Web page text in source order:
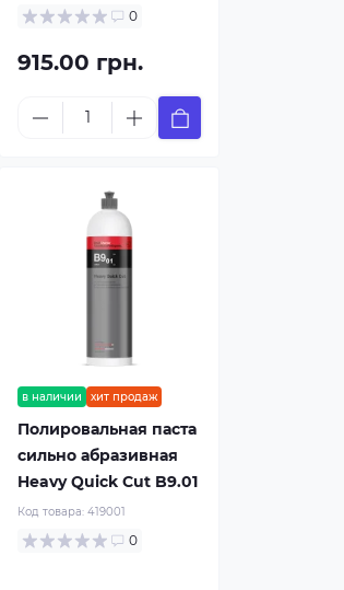
0
915.00 грн.
в наличии хит продаж
Полировальная паста
сильно абразивная
Heavy Quick Cut B9.01
Код товара:419001
0